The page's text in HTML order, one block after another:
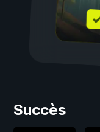
Succès